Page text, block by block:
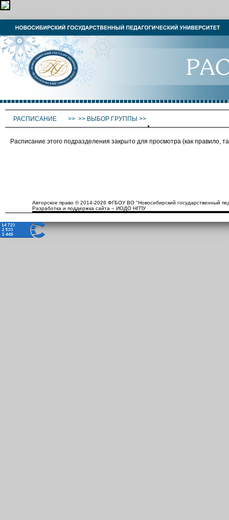
РАСПИСАНИЕ >> >> ВЫБОР ГРУППЫ >>
Расписание этого подразделения закрыто для просмотра (как
Авторское право © 2014-2026 ФГБОУ ВО "Новосибирский государственный
Разработка и поддержка сайта – ИОДО НГПУ